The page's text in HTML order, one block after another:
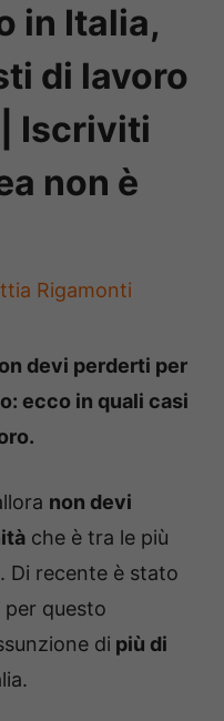
in Italia,
di lavoro
Iscriviti
non è
Rigamonti
devi perderti per
ecco in quali casi
non devi
che è tra le più
Di recente è stato
questo
di più di